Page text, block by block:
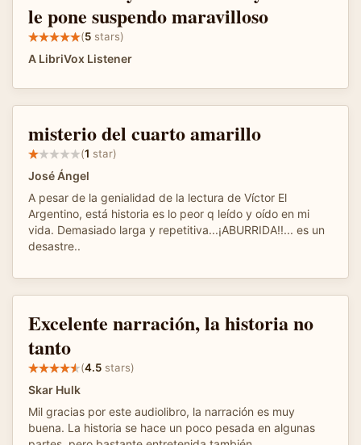
le pone suspendo maravilloso
(5 stars)
A LibriVox Listener
misterio del cuarto amarillo
(1 star)
José Ángel
A pesar de la genialidad de la lectura de Víctor El
Argentino, está historia es lo peor q leído y oído en mi
vida. Demasiado larga y repetitiva...¡ABURRIDA!!... es un
desastre..
Excelente narración, la historia no
tanto
(4.5 stars)
Skar Hulk
Mil gracias por este audiolibro, la narración es muy
buena. La historia se hace un poco pesada en algunas